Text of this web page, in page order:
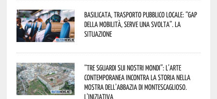
Basilicata, trasporto pubblico locale: “Gap
della mobilità, serve una svolta”. La
situazione
“Tre Sguardi sui Nostri Mondi”: l’arte
contemporanea incontra la storia nella
mostra dell’Abbazia di Montescaglioso.
L’iniziativa